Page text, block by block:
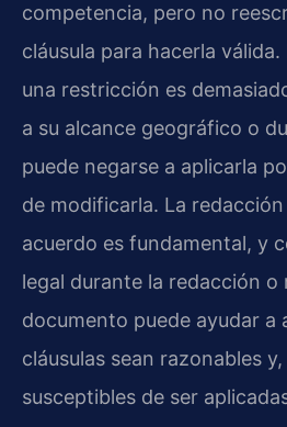
competencia, pero no
cláusula para hacerla
una restricción es
a su alcance geográfico o
puede negarse a aplicarla
de modificarla. La
acuerdo es fundamental, y
legal durante la redacción o
documento puede ayudar a
cláusulas sean razonables
susceptibles de ser